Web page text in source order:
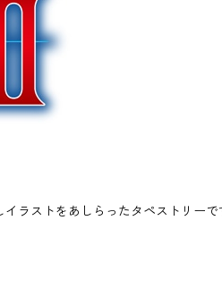
ラストをあしらったタペストリー